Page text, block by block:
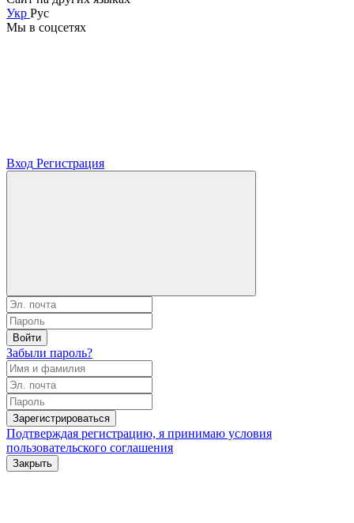
Укр Рус
Мы в соцсетях
Вход Регистрация
Войти
Забыли пароль?
Зарегистрироваться
Подтверждая регистрацию, я принимаю условия
пользовательского соглашения
Закрыть